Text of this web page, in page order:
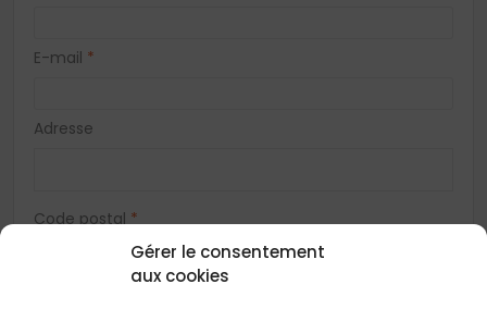
Gérer le consentement
aux cookies
E-mail *
Adresse
Code postal*